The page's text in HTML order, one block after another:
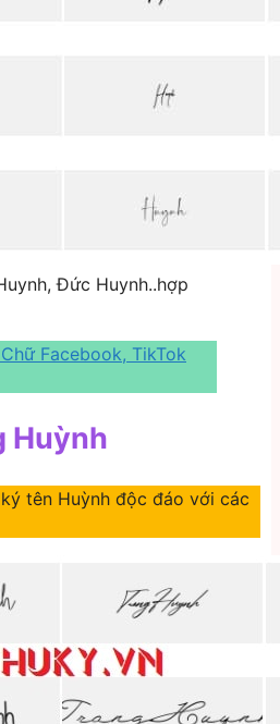
Đức Huynh..hợp
Facebook, TikTok
Huỳnh
tên Huỳnh độc đáo với các